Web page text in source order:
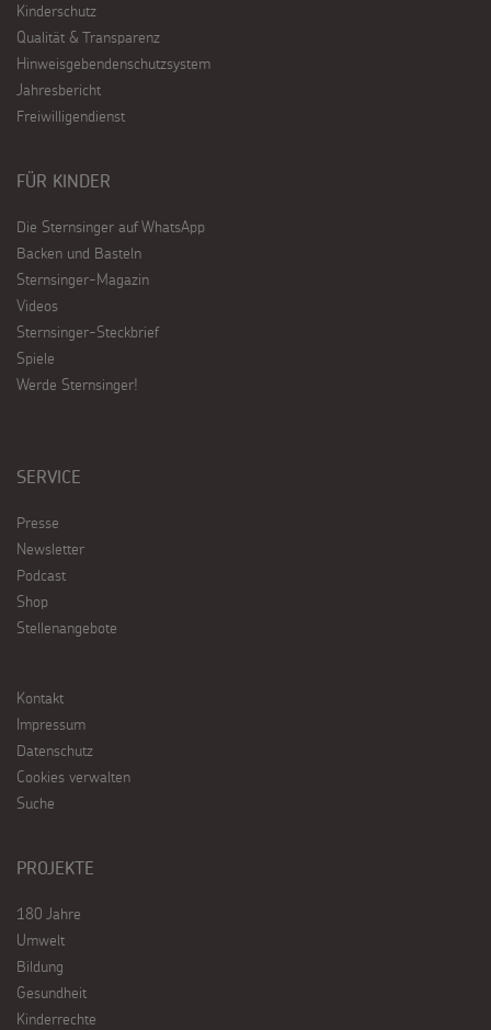
Kinderschutz
Qualität & Transparenz
Hinweisgebendenschutzsystem
Jahresbericht
Freiwilligendienst
FÜR KINDER
Die Sternsinger auf WhatsApp
Backen und Basteln
Sternsinger-Magazin
Videos
Sternsinger-Steckbrief
Spiele
Werde Sternsinger!
SERVICE
Presse
Newsletter
Podcast
Shop
Stellenangebote
Kontakt
Impressum
Datenschutz
Cookies verwalten
Suche
PROJEKTE
180 Jahre
Umwelt
Bildung
Gesundheit
Kinderrechte